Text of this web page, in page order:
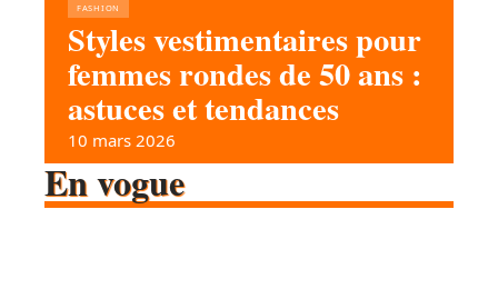
FASHION
Styles vestimentaires pour
femmes rondes de 50 ans :
astuces et tendances
10 mars 2026
En vogue